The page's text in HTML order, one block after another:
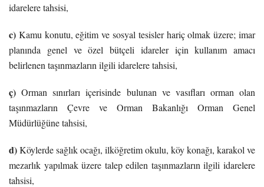
idarelere tahsisi,
c) Kamu konutu, eğitim ve sosyal tesisler hariç olmak üzere; imar
planında genel ve özel bütçeli idareler için kullanım amacı
belirlenen taşınmazların ilgili idarelere tahsisi,
ç) Orman sınırları içerisinde bulunan ve vasıfları orman olan
taşınmazların Çevre ve Orman Bakanlığı Orman Genel
Müdürlüğüne tahsisi,
d)Köylerde sağlık ocağı, ilköğretim okulu, köy konağı, karakol ve
mezarlık yapılmak üzere talep edilen taşınmazların ilgili idarelere
tahsisi,